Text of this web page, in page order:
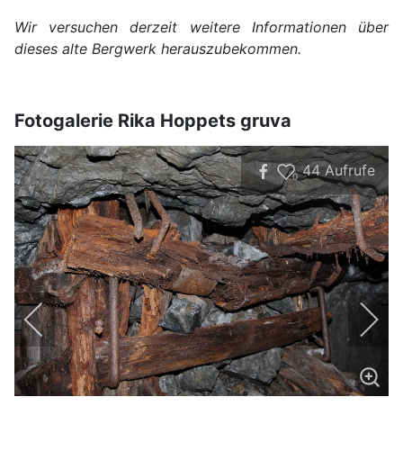
Wir versuchen derzeit weitere Informationen über
dieses alte Bergwerk herauszubekommen.
Fotogalerie Rika Hoppets gruva
0 44Aufrufe